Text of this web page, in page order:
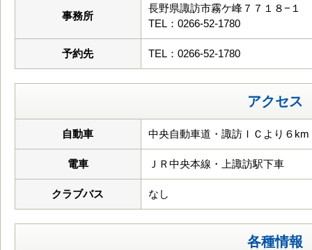
事務所
長野県諏訪市霧ケ峰７７１８−１
TEL：0266-52-1780
予約先 TEL：0266-52-1780
アクセス
自動車 中央自動車道・諏訪ＩＣより６km
電車 ＪＲ中央本線・上諏訪駅下車
クラブバス なし
各種情報